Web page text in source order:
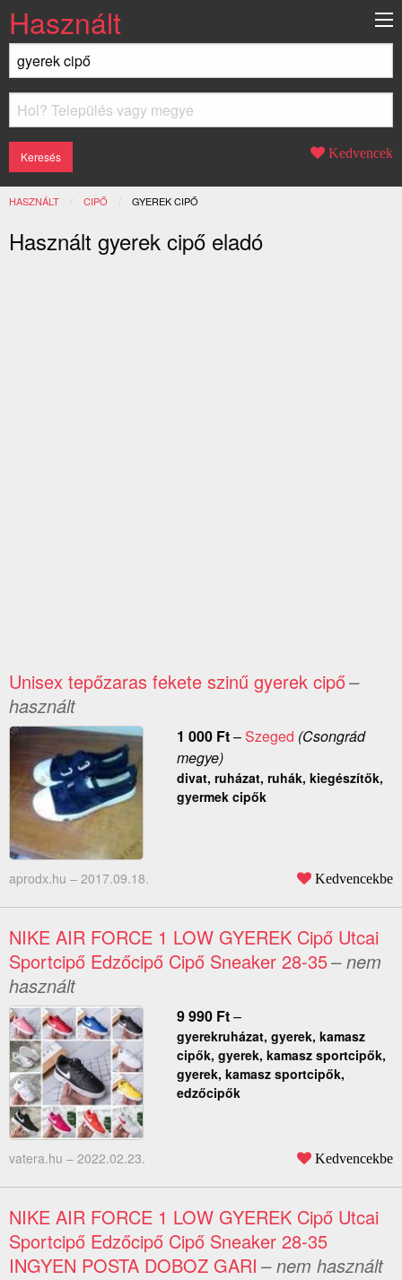
Használt
Kedvencek
HASZNÁLT CIPŐ JELENLEGI:
GYEREK CIPŐ
Használt gyerek cipő eladó
Unisex tepőzaras fekete szinű gyerek cipő–
használt
1 000 Ft–Szeged (Csongrád
megye)
divat, ruházat, ruhák, kiegészítők,
gyermek cipők
aprodx.hu – 2017.09.18. Kedvencekbe
NIKE AIR FORCE 1 LOW GYEREK Cipő Utcai
Sportcipő Edzőcipő Cipő Sneaker 28-35– nem
használt
9 990 Ft–
gyerekruházat, gyerek, kamasz
cipők, gyerek, kamasz sportcipők,
gyerek, kamasz sportcipők,
edzőcipők
vatera.hu – 2022.02.23. Kedvencekbe
NIKE AIR FORCE 1 LOW GYEREK Cipő Utcai
Sportcipő Edzőcipő Cipő Sneaker 28-35
INGYEN POSTA DOBOZ GARI – nem használt